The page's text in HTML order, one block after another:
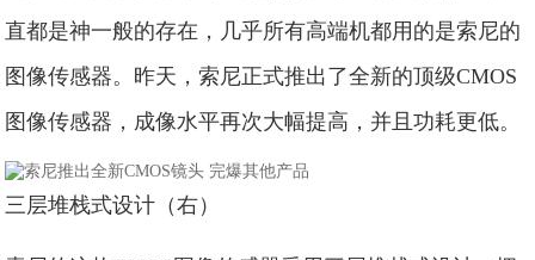
直都是神一般的存在，几乎所有高端机都用的是索尼的
图像传感器。昨天，索尼正式推出了全新的顶级CMOS
图像传感器，成像水平再次大幅提高，并且功耗更低。
三层堆栈式设计（右）